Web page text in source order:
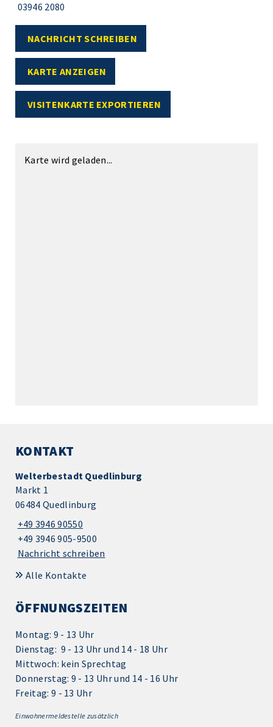
03946 2080
NACHRICHT SCHREIBEN
KARTE ANZEIGEN
VISITENKARTE EXPORTIEREN
Karte wird geladen...
KONTAKT
Welterbestadt Quedlinburg
Markt 1
06484 Quedlinburg
+49 3946 90550
+49 3946 905-9500
Nachricht schreiben
Alle Kontakte
ÖFFNUNGSZEITEN
Montag: 9 - 13 Uhr
Dienstag: 9 - 13 Uhr und 14 - 18 Uhr
Mittwoch: kein Sprechtag
Donnerstag: 9 - 13 Uhr und 14 - 16 Uhr
Freitag: 9 - 13 Uhr
Einwohnermeldestelle zusätzlich